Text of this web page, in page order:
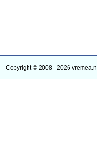
Copyright © 2008 - 2026